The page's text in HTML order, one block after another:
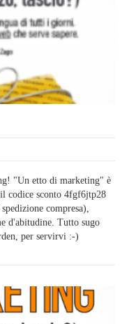
"Un etto di marketing" è
codice sconto 4fgf6jtp28
compresa),
d'abitudine. Tutto sugo
per servirvi :-)